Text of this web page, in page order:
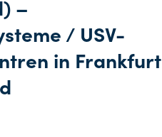
–
/ USV-
in Frankfurt